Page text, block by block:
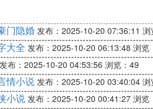
箣璺鐨勮繃绋嬩腑鍑鍊熺潃鑷
门隐婚 发布：2025-10-20 07:36:11 浏
大全 发布：2025-10-20 06:13:48 浏览
发布：2025-10-20 04:53:56 浏览：49
情小说 发布：2025-10-20 03:40:04 浏
小说 发布：2025-10-20 00:41:27 浏览